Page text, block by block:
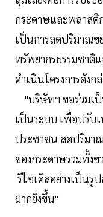
กระดาษและพลาส
เป็นการลดปริมาณ
ทรัพยากรธรรมชาติ
ดำเนินโครงการดังก
"บริษัทฯ ขอร่วมเป็
เป็นระบบ เพื่อปรับ
ประชาชน ลดปริมาณ
ของกระดาษรวมทั้ง
รีไซเคิลอย่างเป็นรู
มากยิ่งขึ้น"